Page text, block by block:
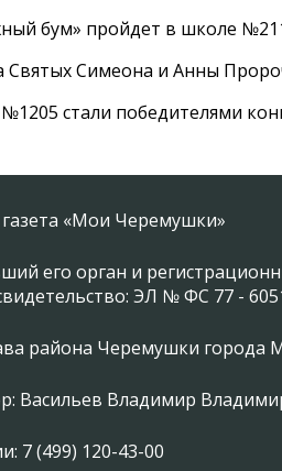
бум» пройдет в школе
Святых Симеона и Анны
стали победителями
«Мои Черемушки»
его орган и
ЭЛ № ФС 77 -
района Черемушки города
Васильев Владимир
7 (499) 120-43-00